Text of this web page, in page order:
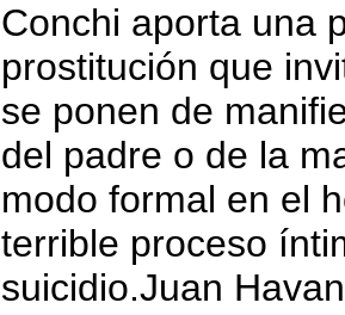
Conchi aporta una
prostitución que
se ponen de
del padre o de la
modo formal en el
terrible proceso
suicidio.Juan